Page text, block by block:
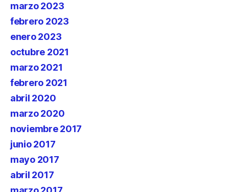
marzo 2023
febrero 2023
enero 2023
octubre 2021
marzo 2021
febrero 2021
abril 2020
marzo 2020
noviembre 2017
junio 2017
mayo 2017
abril 2017